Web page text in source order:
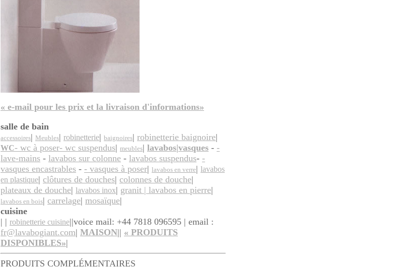
« e-mail pour les prix et la livraison d'informations»
salle de bain
accessoires| Meubles| robinetterie| baignoires| robinetterie baignoire|
WC- wc à poser- wc suspendus| meubles| lavabos|vasques - -
lave-mains - lavabos sur colonne - lavabos suspendus- -
vasques encastrables - - vasques à poser| lavabos en verre| lavabos
en plastique| clôtures de douches| colonnes de douche|
plateaux de douche| lavabos inox| granit | lavabos en pierre|
lavabos en bois| carrelage| mosaïque|
cuisine
| | robinetterie cuisine||voice mail: +44 7818 096595 | email :
fr@lavabogiant.com| MAISON|| « PRODUITS
DISPONIBLES»|
PRODUITS COMPLÉMENTAIRES